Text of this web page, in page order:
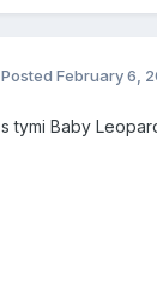
Posted February 6,
s tymi Baby